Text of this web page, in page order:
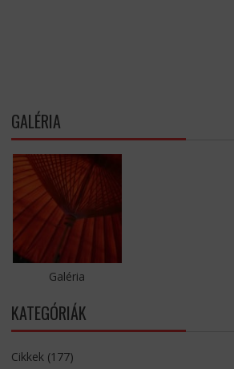
GALÉRIA
Galéria
KATEGÓRIÁK
Cikkek(177)